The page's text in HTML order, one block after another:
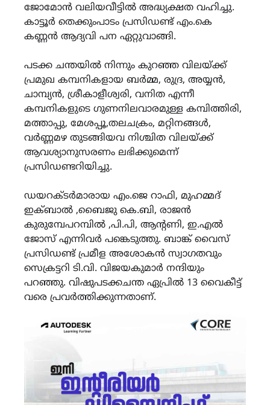
ജോമോന്‍ വലിയവീട്ടിൽ അദ്ധ്യക്ഷത വഹിച്ചു.
കാട്ടൂര്‍ തെക്കുംപാടം പ്രസിഡണ്ട് എം.കെ
കണ്ണന്‍ ആദ്യവി പന ഏറ്റുവാങ്ങി.
പടക്ക ചന്തയിൽ നിന്നും കുറഞ്ഞ വിലയ്ക്ക്
പ്രമുഖ കമ്പനികളായ ബര്‍മ്മ, രുദ്ര, അയ്യന്‍,
ചാമ്പ്യന്‍, ശ്രീകാളീശ്വരി, വനിത എന്നീ
കമ്പനികളുടെ ഗുണനിലവാരമുള്ള കമ്പിത്തിരി,
മത്താപ്പു, മേശപ്പൂ,തലചക്രം, മറ്റിനങ്ങള്‍,
വര്‍ണ്ണമഴ തുടങ്ങിയവ നിശ്ചിത വിലയ്ക്ക്
ആവശ്യാനുസരണം ലഭിക്കുമെന്ന്
പ്രസിഡണ്ടറിയിച്ചു.
ഡയറക്ടര്‍മാരായ എം.ജെ റാഫി, മുഹമ്മദ്
ഇക്ബാൽ ,ബൈജു കെ.ബി, രാജന്‍
കുരുമ്പേപറമ്പിൽ ,പി.പി, ആന്‍റണി, ഇ.എൽ
ജോസ് എന്നിവര്‍ പങ്കെടുത്തു. ബാങ്ക് വൈസ്
പ്രസിഡണ്ട് പ്രമീള അശോകന്‍ സ്വാഗതവും
സെക്രട്ടറി ടി.വി. വിജയകുമാര്‍ നന്ദിയും
പറഞ്ഞു. വിഷുപടക്കചന്ത ഏപ്രിൽ 13 വൈകീട്ട്
വരെ പ്രവര്‍ത്തിക്കുന്നതാണ്.